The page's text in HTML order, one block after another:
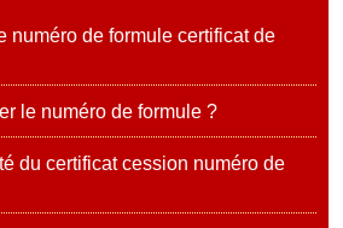
numéro de formule certificat de
le numéro de formule ?
du certificat cession numéro de